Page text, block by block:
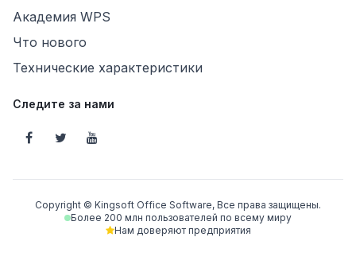
Академия WPS
Что нового
Технические характеристики
Следите за нами
Copyright © Kingsoft Office Software, Все права защищены.
Более 200 млн пользователей по всему миру
Нам доверяют предприятия